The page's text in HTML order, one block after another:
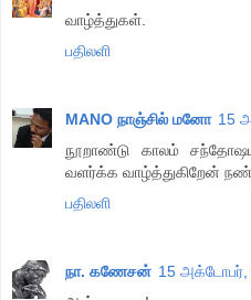
வாழ்த்துகள்.
பதிலளி
MANO நாஞ்சில் மனோ 15
நூறாண்டு காலம்
வளர்க்க வாழ்த்துகிறேன்
பதிலளி
நா. கணேசன் 15 அக்டோபர்,